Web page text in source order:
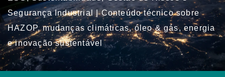
Segurança Industrial | Conteúdo técnico sobre
HAZOP, mudanças climáticas, óleo & gás, energia
e inovação sustentável